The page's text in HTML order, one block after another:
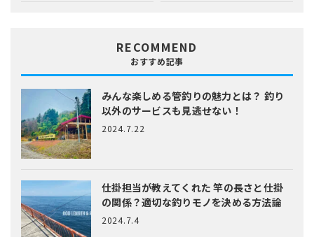
RECOMMEND
おすすめ記事
みんな楽しめる管釣りの魅力とは？ 釣り
以外のサービスも見逃せない！
2024.7.22
仕掛担当が教えてくれた竿の長さと仕掛
の関係？適切な釣りモノを決める方法論
2024.7.4